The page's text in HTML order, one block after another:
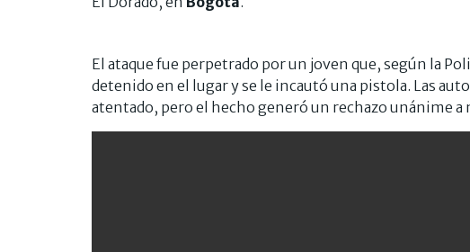
El ataque fue perpetrado por un joven que, según la
detenido en el lugar y se le incautó una pistola. Las
atentado, pero el hecho generó un rechazo unánime